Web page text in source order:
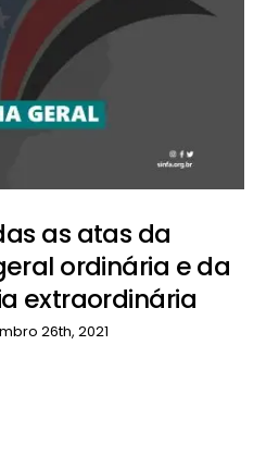
as atas da
ordinária e da
extraordinária
26th, 2021